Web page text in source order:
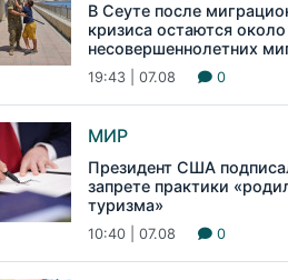
В Сеуте после
кризиса остаются
несовершеннолетних
19:43 | 07.08 0
МИР
Президент США
запрете практики
туризма»
10:40 | 07.08 0